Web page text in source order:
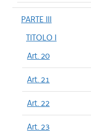
PARTE III
TITOLO I
Art. 20
Art. 21
Art. 22
Art. 23